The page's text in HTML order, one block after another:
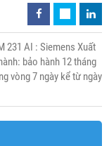
231 AI : Siemens Xuất
bảo hành 12 tháng
vòng 7 ngày kể từ ngày